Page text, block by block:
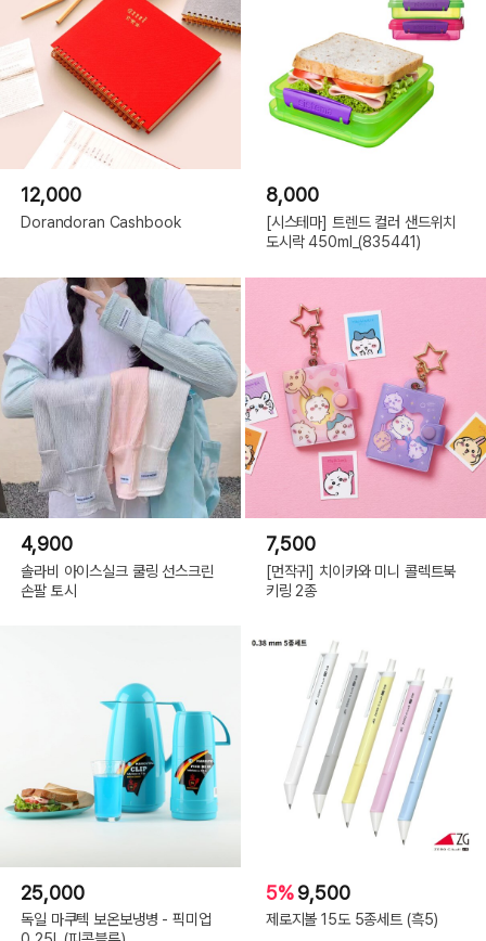
12,000
Dorandoran Cashbook
8,000
[시스테마] 트렌드 컬러 샌드위치
도시락 450ml_(835441)
4,900
솔라비 아이스실크 쿨링 선스크린
손팔 토시
7,500
[먼작귀] 치이카와 미니 콜렉트북
키링 2종
25,000
독일 마쿠텍 보온보냉병 - 픽미업
5%9,500
제로지볼 15도 5종세트 (흑5)